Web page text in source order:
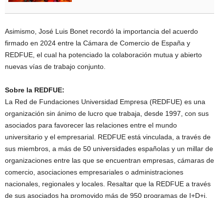
Asimismo, José Luis Bonet recordó la importancia del acuerdo
firmado en 2024 entre la Cámara de Comercio de España y
REDFUE, el cual ha potenciado la colaboración mutua y abierto
nuevas vías de trabajo conjunto.
Sobre la REDFUE:
La Red de Fundaciones Universidad Empresa (REDFUE) es una
organización sin ánimo de lucro que trabaja, desde 1997, con sus
asociados para favorecer las relaciones entre el mundo
universitario y el empresarial. REDFUE está vinculada, a través de
sus miembros, a más de 50 universidades españolas y un millar de
organizaciones entre las que se encuentran empresas, cámaras de
comercio, asociaciones empresariales o administraciones
nacionales, regionales y locales. Resaltar que la REDFUE a través
de sus asociados ha promovido más de 950 programas de I+D+i,